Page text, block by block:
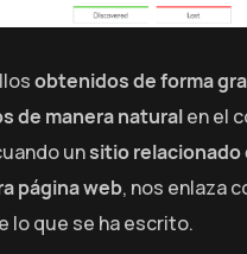
obtenidos de forma
de manera naturalen el
unsitio relacionado
página web, nos enlaza
lo que se ha escrito.